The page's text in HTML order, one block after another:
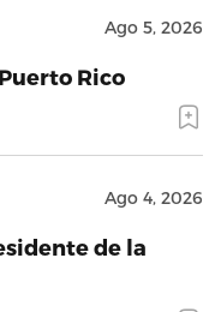
Ago 5, 2026
Rico
Ago 4, 2026
de la